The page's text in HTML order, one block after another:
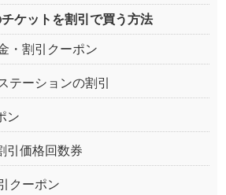
ケットを割引で買う方法
・割引クーポン
テーションの割引
ン
引価格回数券
クーポン